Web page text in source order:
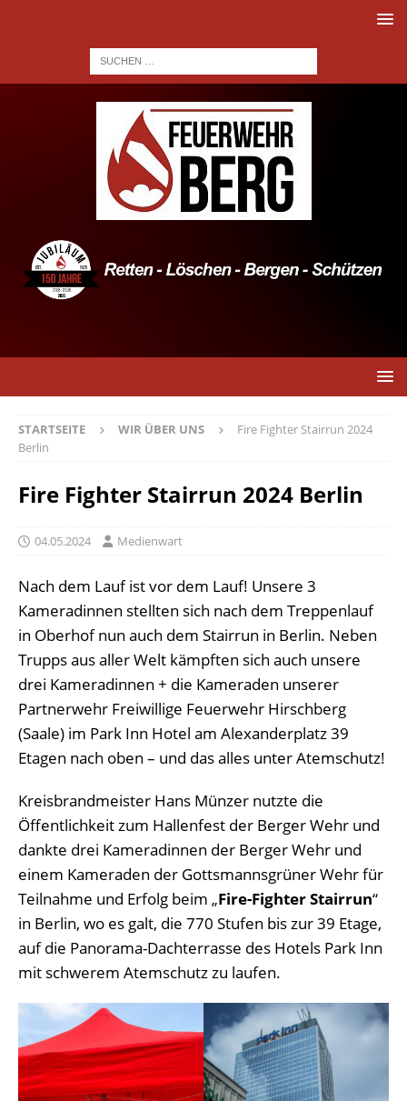
STARTSEITE WIR ÜBER UNS
Fire Fighter Stairrun 2024
Berlin
Fire Fighter Stairrun 2024 Berlin
04.05.2024 Medienwart
Nach dem Lauf ist vor dem Lauf! Unsere 3
Kameradinnen stellten sich nach dem Treppenlauf
in Oberhof nun auch dem Stairrun in Berlin. Neben
Trupps aus aller Welt kämpften sich auch unsere
drei Kameradinnen + die Kameraden unserer
Partnerwehr Freiwillige Feuerwehr Hirschberg
(Saale) im Park Inn Hotel am Alexanderplatz 39
Etagen nach oben – und das alles unter Atemschutz!
Kreisbrandmeister Hans Münzer nutzte die
Öffentlichkeit zum Hallenfest der Berger Wehr und
dankte drei Kameradinnen der Berger Wehr und
einem Kameraden der Gottsmannsgrüner Wehr für
Teilnahme und Erfolg beim „Fire-Fighter Stairrun“
in Berlin, wo es galt, die 770 Stufen bis zur 39 Etage,
auf die Panorama-Dachterrasse des Hotels Park Inn
mit schwerem Atemschutz zu laufen.